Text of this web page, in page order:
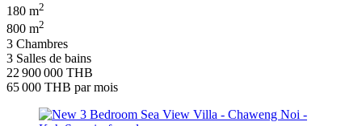
180 m2
800 m2
3 Chambres
3 Salles de bains
22 900 000 THB
65 000 THB par mois